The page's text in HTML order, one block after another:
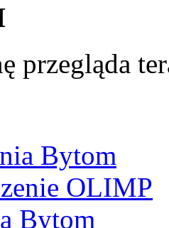
przegląda
Bytom
OLIMP
Bytom